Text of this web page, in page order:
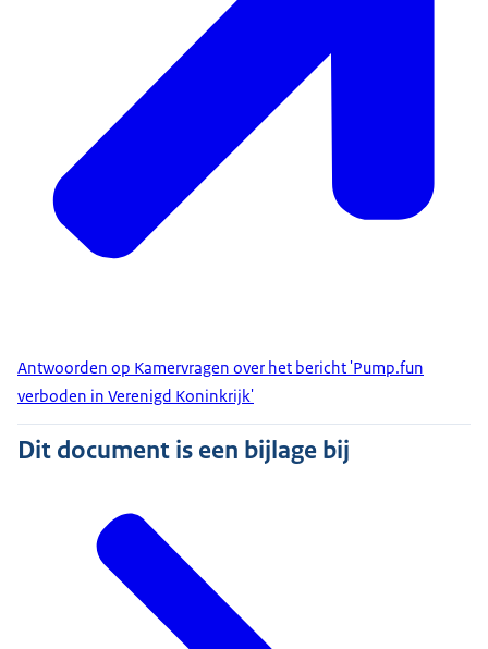
Antwoorden op Kamervragen over het bericht 'Pump.fun
verboden in Verenigd Koninkrijk'
Dit document is een bijlage bij